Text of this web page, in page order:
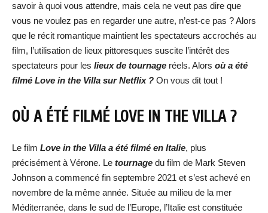
savoir à quoi vous attendre, mais cela ne veut pas dire que
vous ne voulez pas en regarder une autre, n’est-ce pas ? Alors
que le récit romantique maintient les spectateurs accrochés au
film, l’utilisation de lieux pittoresques suscite l’intérêt des
spectateurs pour les lieux de tournage réels. Alors où a été
filmé Love in the Villa sur Netflix ? On vous dit tout !
OÙ A ÉTÉ FILMÉ LOVE IN THE VILLA ?
Le film Love in the Villa a été filmé en Italie, plus
précisément à Vérone. Le tournage du film de Mark Steven
Johnson a commencé fin septembre 2021 et s’est achevé en
novembre de la même année. Située au milieu de la mer
Méditerranée, dans le sud de l’Europe, l’Italie est constituée